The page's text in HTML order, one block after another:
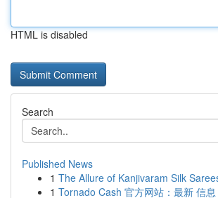
HTML is disabled
Search
Published News
1 The Allure of Kanjivaram Silk
1 Tornado Cash 官方网站：最新 信